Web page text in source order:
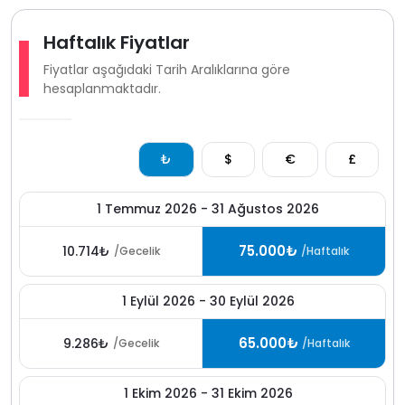
Haftalık Fiyatlar
Fiyatlar aşağıdaki Tarih Aralıklarına göre
hesaplanmaktadır.
₺ $ € £
1 Temmuz 2026 - 31 Ağustos 2026
10.714₺ /Gecelik 75.000₺ /Haftalık
1 Eylül 2026 - 30 Eylül 2026
9.286₺ /Gecelik 65.000₺ /Haftalık
1 Ekim 2026 - 31 Ekim 2026